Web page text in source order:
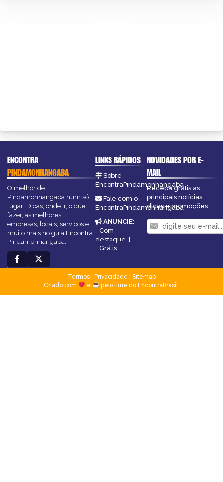
ENCONTRA
PINDAMONHANGABA
O melhor de
Pindamonhangaba num só
lugar! Dicas, onde ir, o que
fazer, as melhores
empresas, locais, serviços e
muito mais no guia Encontra
Pindamonhangaba.
LINKS RÁPIDOS
Sobre
EncontraPindamonhangaba
Fale com o
EncontraPindamonhangaba
ANUNCIE:
Com
destaque
Grátis
NOVIDADES POR E-
MAIL
Receba grátis as
principais notícias,
dicas e promoções
Termos| Privacidade
Sitemap
Criado com
e pelo time do EncontraBrasil